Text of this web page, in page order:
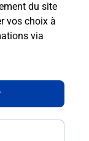
du site
vos choix à
via
?
?